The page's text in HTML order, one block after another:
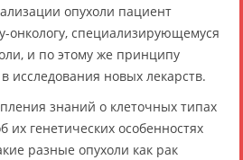
опухоли пациент
онкологу, специализирующемуся
и по этому же принципу
исследования новых лекарств.
знаний о клеточных типах
их генетических особенностях
разные опухоли как рак